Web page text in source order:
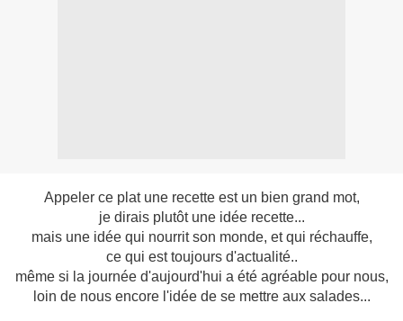
Appeler ce plat une recette est un bien grand mot,
je dirais plutôt une idée recette...
mais une idée qui nourrit son monde, et qui réchauffe,
ce qui est toujours d'actualité..
même si la journée d'aujourd'hui a été agréable pour nous,
loin de nous encore l'idée de se mettre aux salades...